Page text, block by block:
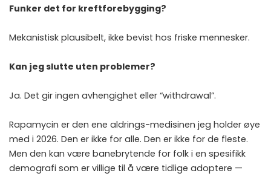
Funker det for kreftforebygging?
Mekanistisk plausibelt, ikke bevist hos friske mennesker.
Kan jeg slutte uten problemer?
Ja. Det gir ingen avhengighet eller “withdrawal”.
Rapamycin er den ene aldrings-medisinen jeg holder øye
med i 2026. Den er ikke for alle. Den er ikke for de fleste.
Men den kan være banebrytende for folk i en spesifikk
demografi som er villige til å være tidlige adoptere —